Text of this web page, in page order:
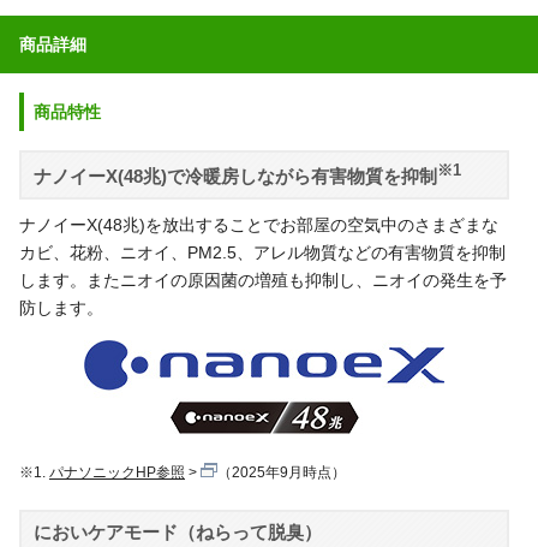
商品詳細
商品特性
ナノイーX(48兆)で冷暖房しながら有害物質を抑制 ※1
ナノイーX(48兆)を放出することでお部屋の空気中のさまざまな
カビ、花粉、ニオイ、PM2.5、アレル物質などの有害物質を抑制
します。またニオイの原因菌の増殖も抑制し、ニオイの発生を予
防します。
※1. パナソニックHP参照 （2025年9月時点）
においケアモード（ねらって脱臭）